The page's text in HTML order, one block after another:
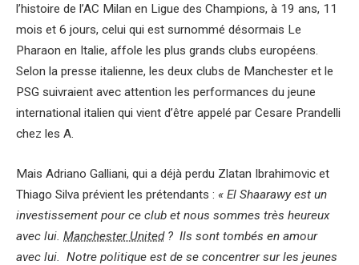
l’histoire de l’AC Milan en Ligue des Champions, à 19 ans, 11
mois et 6 jours, celui qui est surnommé désormais Le
Pharaon en Italie, affole les plus grands clubs européens.
Selon la presse italienne, les deux clubs de Manchester et le
PSG suivraient avec attention les performances du jeune
international italien qui vient d’être appelé par Cesare Prandelli
chez les A.
Mais Adriano Galliani, qui a déjà perdu Zlatan Ibrahimovic et
Thiago Silva prévient les prétendants : « El Shaarawy est un
investissement pour ce club et nous sommes très heureux
avec lui. Manchester United? Ils sont tombés en amour
avec lui. Notre politique est de se concentrer sur les jeunes